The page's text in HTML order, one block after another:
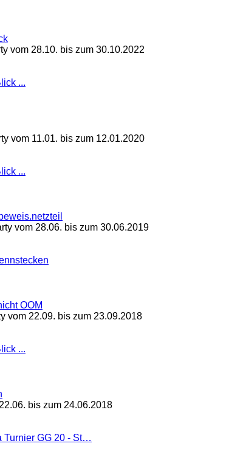
vom 28.10. bis zum 30.10.2022
...
vom 11.01. bis zum 12.01.2020
...
vom 28.06. bis zum 30.06.2019
OOM
vom 22.09. bis zum 23.09.2018
...
bis zum 24.06.2018
Turnier GG 20 - St…